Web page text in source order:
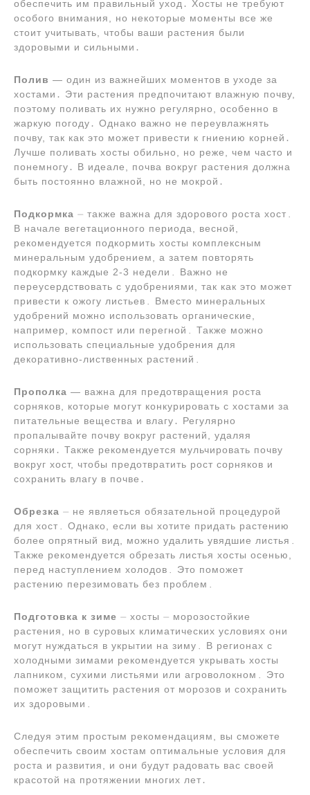
обеспечить им правильный уход․ Хосты не требуют
особого внимания, но некоторые моменты все же
стоит учитывать, чтобы ваши растения были
здоровыми и сильными․
Полив ― один из важнейших моментов в уходе за
хостами․ Эти растения предпочитают влажную почву,
поэтому поливать их нужно регулярно, особенно в
жаркую погоду․ Однако важно не переувлажнять
почву, так как это может привести к гниению корней․
Лучше поливать хосты обильно, но реже, чем часто и
понемногу․ В идеале, почва вокруг растения должна
быть постоянно влажной, но не мокрой․
Подкормка ⏤ также важна для здорового роста хост․
В начале вегетационного периода, весной,
рекомендуется подкормить хосты комплексным
минеральным удобрением, а затем повторять
подкормку каждые 2-3 недели․ Важно не
переусердствовать с удобрениями, так как это может
привести к ожогу листьев․ Вместо минеральных
удобрений можно использовать органические,
например, компост или перегной․ Также можно
использовать специальные удобрения для
декоративно-лиственных растений․
Прополка ― важна для предотвращения роста
сорняков, которые могут конкурировать с хостами за
питательные вещества и влагу․ Регулярно
пропалывайте почву вокруг растений, удаляя
сорняки․ Также рекомендуется мульчировать почву
вокруг хост, чтобы предотвратить рост сорняков и
сохранить влагу в почве․
Обрезка ⏤ не являеться обязательной процедурой
для хост․ Однако, если вы хотите придать растению
более опрятный вид, можно удалить увядшие листья․
Также рекомендуется обрезать листья хосты осенью,
перед наступлением холодов․ Это поможет
растению перезимовать без проблем․
Подготовка к зиме ⏤ хосты ⏤ морозостойкие
растения, но в суровых климатических условиях они
могут нуждаться в укрытии на зиму․ В регионах с
холодными зимами рекомендуется укрывать хосты
лапником, сухими листьями или агроволокном․ Это
поможет защитить растения от морозов и сохранить
их здоровыми․
Следуя этим простым рекомендациям, вы сможете
обеспечить своим хостам оптимальные условия для
роста и развития, и они будут радовать вас своей
красотой на протяжении многих лет․